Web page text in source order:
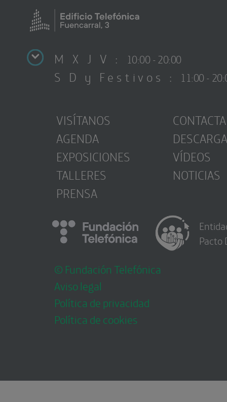
M X J V : 10:00 - 20:00
S D y Festivos : 11:00 -
VISÍTANOS
AGENDA
EXPOSICIONES
TALLERES
PRENSA
CONTACTA
VÍDEOS
NOTICIAS
© Fundación Telefónica
Aviso legal
Política de privacidad
Política de cookies
Pacto